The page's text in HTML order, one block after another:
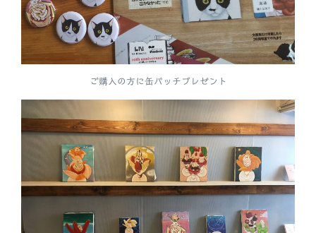
ご購入の方に缶バッチプレゼント